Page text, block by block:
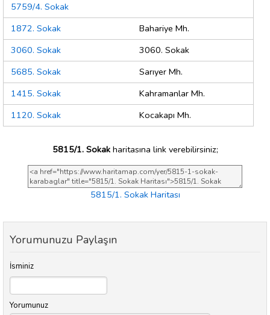
5759/4. Sokak
1872. Sokak
Bahariye Mh.
3060. Sokak
3060. Sokak
5685. Sokak
Sarıyer Mh.
1415. Sokak
Kahramanlar Mh.
1120. Sokak
Kocakapı Mh.
5815/1. Sokakharitasına link verebilirsiniz;
5815/1. Sokak Haritası
Yorumunuzu Paylaşın
İsminiz
Yorumunuz